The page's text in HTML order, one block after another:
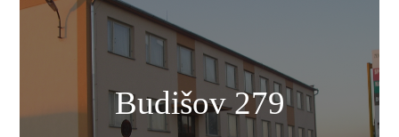
Budišov 279